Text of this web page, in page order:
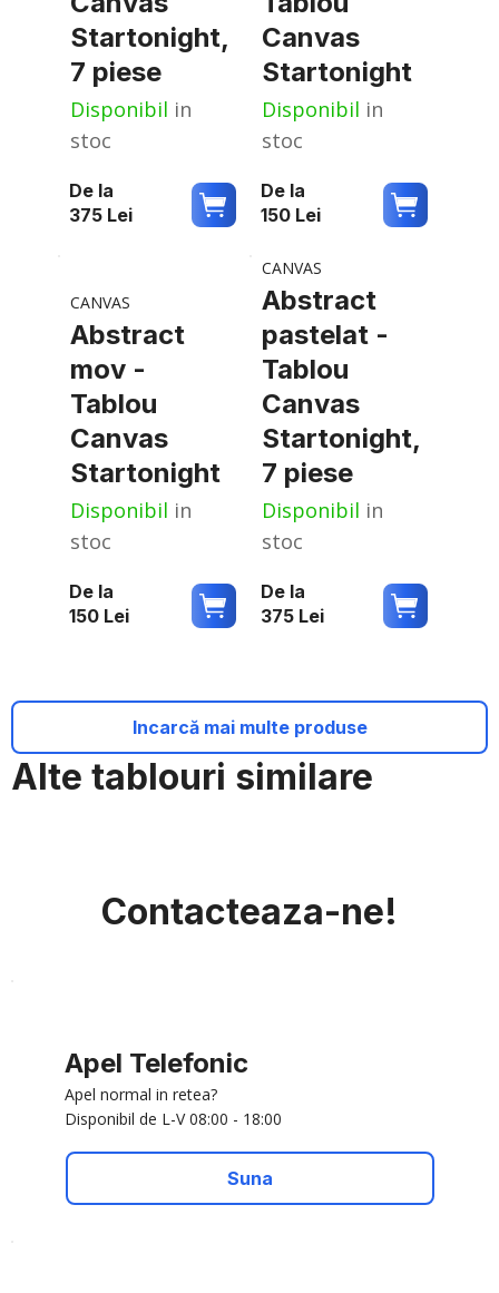
Alte tablouri similare
Startonight,
7 piese
Disponibil in
stoc
De la
375 Lei
Canvas
Startonight
Disponibil in
stoc
De la
150 Lei
CANVAS
Abstract
mov -
Tablou
Canvas
Startonight
Disponibil in
stoc
De la
150 Lei
CANVAS
Abstract
pastelat -
Tablou
Canvas
Startonight,
7 piese
Disponibil in
stoc
De la
375 Lei
Incarcă mai multe produse
Contacteaza-ne!
Apel Telefonic
Apel normal in retea?
Disponibil de L-V 08:00 - 18:00
Suna